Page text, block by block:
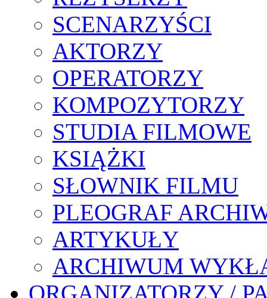
SCENARZYŚCI
AKTORZY
OPERATORZY
KOMPOZYTORZY
STUDIA FILMOWE
KSIĄŻKI
SŁOWNIK FILMU
PLEOGRAF
ARTYKUŁY
ARCHIWUM